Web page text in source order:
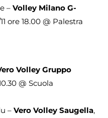
– Volley Milano G-
ore 18.00 @ Palestra
Volley Gruppo
@ Scuola
– Vero Volley Saugella,